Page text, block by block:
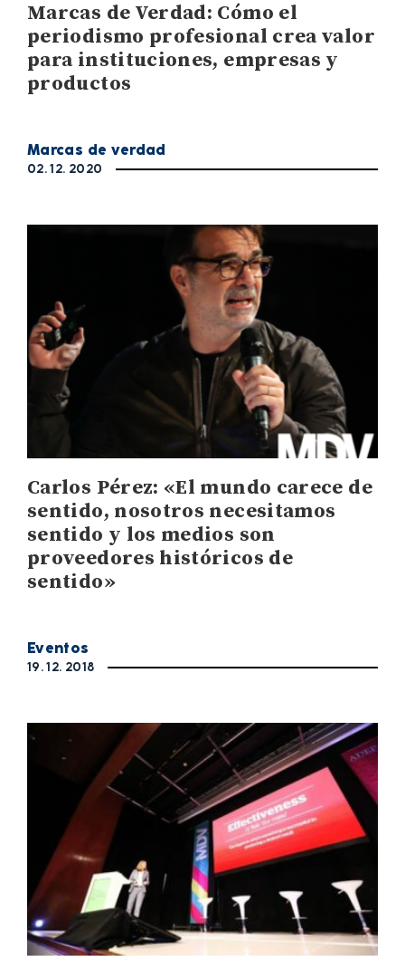
Marcas de Verdad: Cómo el
periodismo profesional crea valor
para instituciones, empresas y
productos
Marcas de verdad
02. 12. 2020
Carlos Pérez: «El mundo carece de
sentido, nosotros necesitamos
sentido y los medios son
proveedores históricos de
sentido»
Eventos
19. 12. 2018